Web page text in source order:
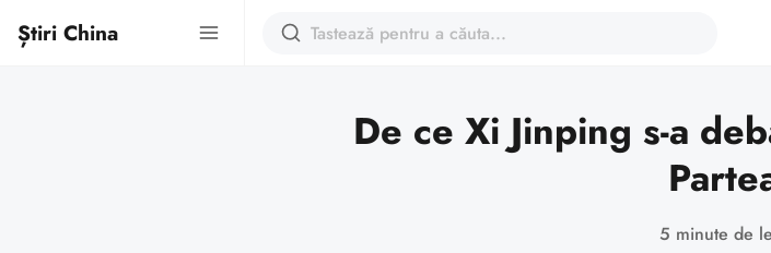
Știri China
De ce Xi Jinping s-a
5 minute de